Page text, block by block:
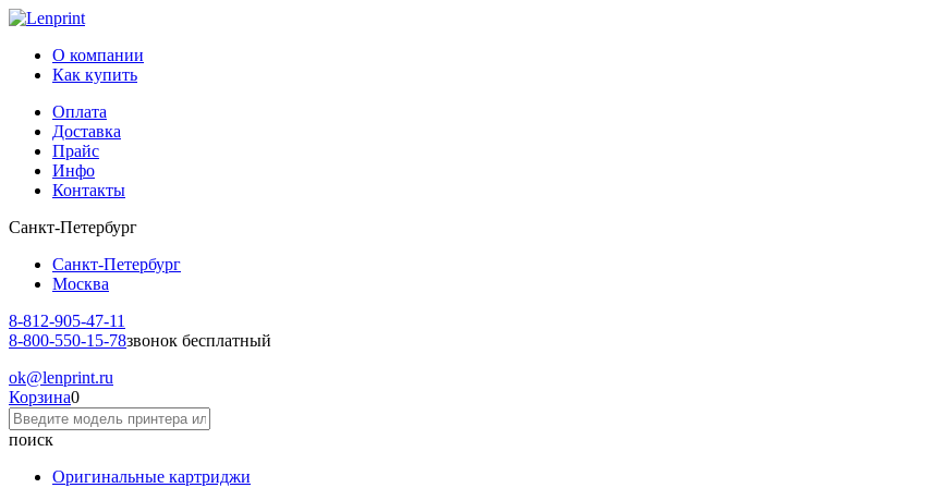
О компании
Как купить
Оплата
Доставка
Прайс
Инфо
Контакты
Санкт-Петербург
Санкт-Петербург
Москва
8-812-905-47-11
8-800-550-15-78звонок бесплатный
ok@lenprint.ru
Корзина0
поиск
Оригинальные картриджи